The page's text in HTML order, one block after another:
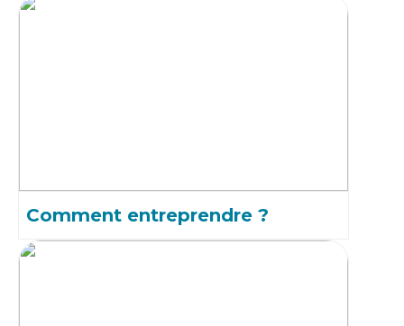
Comment entreprendre ?